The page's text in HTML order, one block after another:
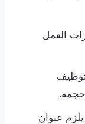
العمل
عنوان